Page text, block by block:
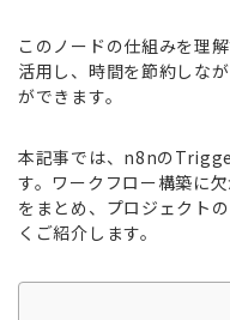
このノードの仕組みを理
活用し、時間を節約しな
ができます。
本記事では、n8nの
す。ワークフロー構築に
をまとめ、プロジェクト
くご紹介します。